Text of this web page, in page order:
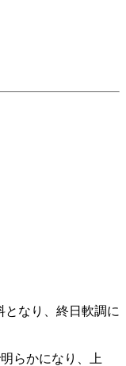
なり、終日軟調に
らかになり、上